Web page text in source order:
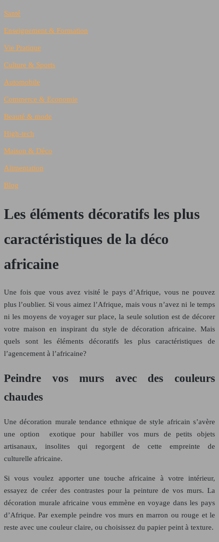
Santé
Enseignement & Formation
Vie Pratique
Culture & Sports
Automobile
Commerce & Economie
Beauté & mode
High-tech
Maison & Déco
Alimentation
Blog
Les éléments décoratifs les plus
caractéristiques de la déco
africaine
Une fois que vous avez visité le pays d’Afrique, vous ne pouvez
plus l’oublier. Si vous aimez l’Afrique, mais vous n’avez ni le temps
ni les moyens de voyager sur place, la seule solution est de décorer
votre maison en inspirant du style de décoration africaine. Mais
quels sont les éléments décoratifs les plus caractéristiques de
l’agencement à l’africaine?
Peindre vos murs avec des couleurs
chaudes
Une décoration murale tendance ethnique de style africain s’avère
une option exotique pour habiller vos murs de petits objets
artisanaux, insolites qui regorgent de cette empreinte de
culturelle africaine.
Si vous voulez apporter une touche africaine à votre intérieur,
essayez de créer des contrastes pour la peinture de vos murs. La
décoration murale africaine vous emmène en voyage dans les pays
d’Afrique. Par exemple peindre vos murs en marron ou rouge et le
reste avec une couleur claire, ou choisissez du papier peint à texture.